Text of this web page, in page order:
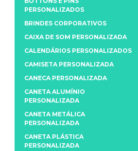
PERSONALIZADOS
BRINDES CORPORATIVOS
CAIXA DE SOM PERSONALIZADA
CALENDÁRIOS PERSONALIZADOS
CAMISETA PERSONALIZADA
CANECA PERSONALIZADA
CANETA ALUMÍNIO
PERSONALIZADA
CANETA METÁLICA
PERSONALIZADA
CANETA PLÁSTICA
PERSONALIZADA